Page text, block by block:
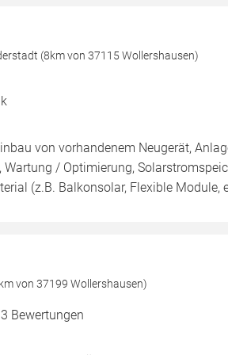
(8km von 37115 Wollershausen)
von vorhandenem Neugerät,
/ Optimierung,
(z.B. Balkonsolar, Flexible Module,
von 37199 Wollershausen)
Bewertungen